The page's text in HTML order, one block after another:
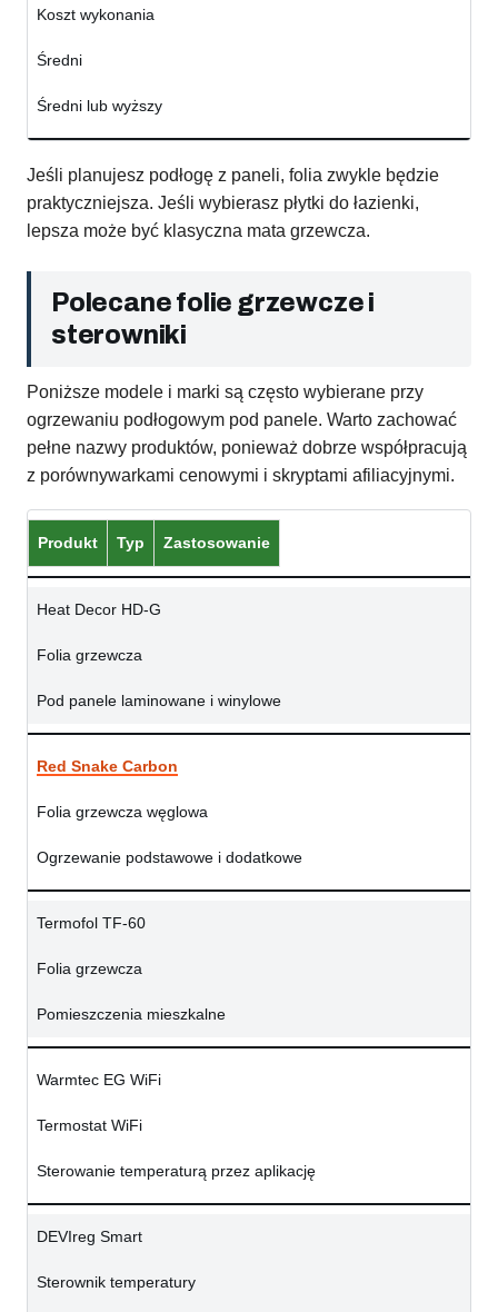
Koszt wykonania
Średni
Średni lub wyższy
Jeśli planujesz podłogę z paneli, folia zwykle będzie
praktyczniejsza. Jeśli wybierasz płytki do łazienki,
lepsza może być klasyczna mata grzewcza.
Polecane folie grzewcze i
sterowniki
Poniższe modele i marki są często wybierane przy
ogrzewaniu podłogowym pod panele. Warto zachować
pełne nazwy produktów, ponieważ dobrze współpracują
z porównywarkami cenowymi i skryptami afiliacyjnymi.
Produkt Typ Zastosowanie
Heat Decor HD-G
Folia grzewcza
Pod panele laminowane i winylowe
Red Snake Carbon
Folia grzewcza węglowa
Ogrzewanie podstawowe i dodatkowe
Termofol TF-60
Folia grzewcza
Pomieszczenia mieszkalne
Warmtec EG WiFi
Termostat WiFi
Sterowanie temperaturą przez aplikację
DEVIreg Smart
Sterownik temperatury